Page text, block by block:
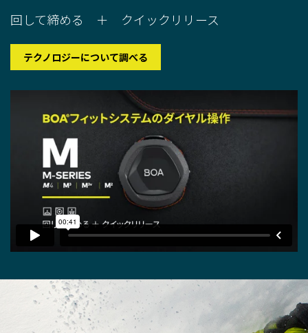
回して締める ＋ クイックリリース
テクノロジーについて調べる